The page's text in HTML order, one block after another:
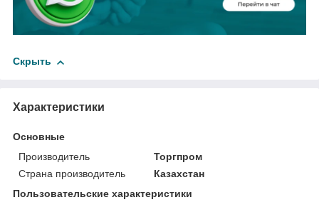
Скрыть
Характеристики
Основные
Производитель
Торгпром
Страна производитель
Казахстан
Пользовательские характеристики